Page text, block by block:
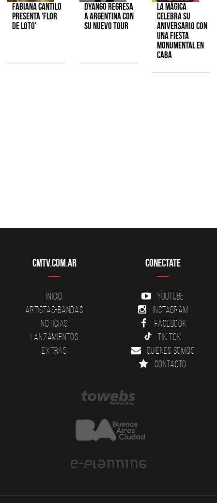
Fabiana Cantilo
presenta 'Flor
de Loto'
Dyango regresa
a Argentina con
su nuevo tour
La Mágica
celebra su
aniversario con
una fiesta
monumental en
CABA
CMTV.com.ar
Inicio
Artistas-Bandas
Noticias
Lanzamientos
Extras
Conectate
YouTube
Instagram
Facebook
Tik Tok
Quienes somos
Contacto